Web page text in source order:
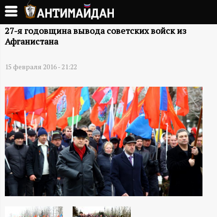
Перейти
основному
содержанию
А
И
М
А
Й
Д
27-я годовщина вывода советских войск из
Афганистана
15 февраля 2016 - 21:22